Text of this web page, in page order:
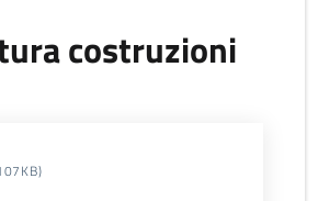
costruzioni